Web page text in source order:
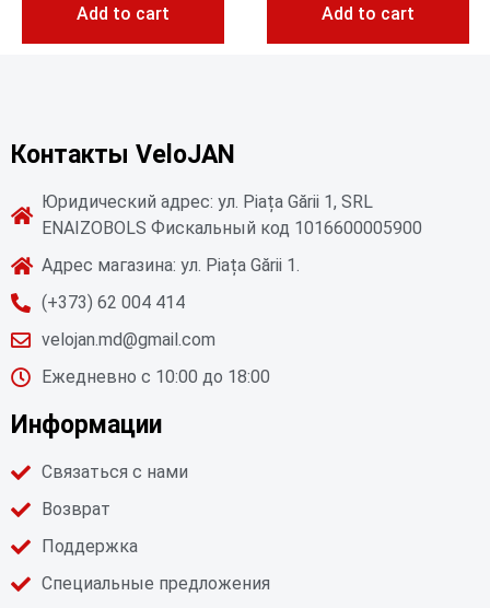
Add to cart Add to cart
Контакты VeloJAN
Юридический адрес: ул. Piața Gării 1, SRL
ENAIZOBOLS Фискальный код 1016600005900
Адрес магазина: ул. Piața Gării 1.
(+373) 62 004 414
velojan.md@gmail.com
Ежедневно с 10:00 до 18:00
Информации
Связаться с нами
Возврат
Поддержка
Специальные предложения